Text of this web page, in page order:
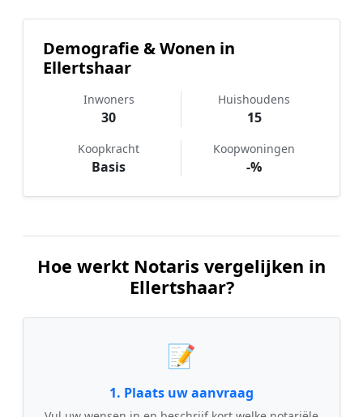
Demografie & Wonen in
Ellertshaar
Inwoners
30
Huishoudens
15
Koopkracht
Basis
Koopwoningen
-%
Hoe werkt Notaris vergelijken in
Ellertshaar?
📝
1. Plaats uw aanvraag